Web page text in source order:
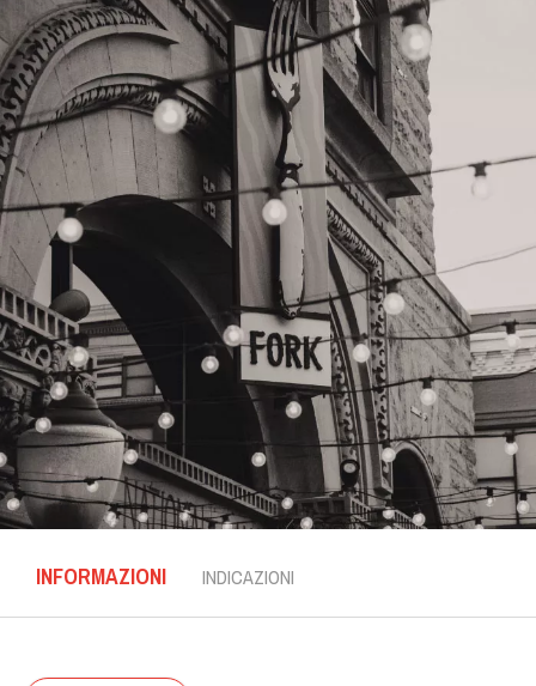
INFORMAZIONI INDICAZIONI